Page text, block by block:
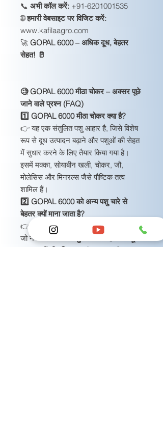
📞 अभी कॉल करें: +91-6201001535
🌐हमारी वेबसाइट पर विजिट करें:
www.kafilaagro.com
🚀 GOPAL 6000 – अधिक दूध, बेहतर
सेहत! 🥛
🧐 GOPAL 6000 मीठा चोकर – अक्सर पूछे
जाने वाले प्रश्न (FAQ)
1️⃣ GOPAL 6000 मीठा चोकर क्या है?
👉 यह एक संतुलित पशु आहार है, जिसे विशेष
रूप से दूध उत्पादन बढ़ाने और पशुओं की सेहत
में सुधार करने के लिए तैयार किया गया है।
इसमें मक्का, सोयाबीन खली, चोकर, जौ,
मोलेसिस और मिनरल्स जैसे पौष्टिक तत्व
शामिल हैं।
2️⃣ GOPAL 6000 को अन्य पशु चारे से
बेहतर क्यों माना जाता है?
👉 यह उच्च गुणवत्ता वाली सामग्री से बना है,
जो न केवल
उत्पादन में भी वृद्धिकरता है। इसका मीठा स्वाद